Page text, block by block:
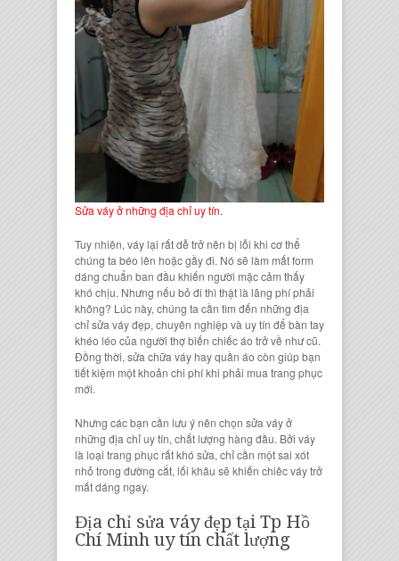
Sửa váy ở những địa chỉ uy tín.
Tuy nhiên, váylại rất dễ trở nên bị lỗi khi cơ thể
chúng ta béo lên hoặc gầy đi. Nó sẽ làm mất form
dáng chuẩn ban đầu khiến người mặc cảm thấy
khó chịu. Nhưng nếu bỏ đi thì thật là lãng phí phải
không? Lúc này, chúng ta cần tìm đến những địa
chỉ sửa váy đẹp, chuyên nghiệp và uy tín để bàn tay
khéo léo của người thợ biến chiếc áo trở về như cũ.
Đồng thời, sửa chữa váyhay quần áo còn giúp bạn
tiết kiệm một khoản chi phí khi phải mua trang phục
mới.
Nhưng các bạn cần lưu ý nên chọn sửa váyở
những địa chỉ uy tín, chất lượng hàng đầu. Bởi váy
là loại trang phục rất khó sửa, chỉ cần một sai xót
nhỏ trong đường cắt, lối khâu sẽ khiến chiêc váy trở
mất dáng ngay.
Địa chỉ sửa váy đẹp tại Tp Hồ
Chí Minh uy tín chất lượng